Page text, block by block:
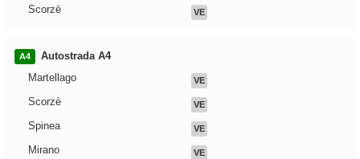
Scorzè VE
A4
Autostrada A4
Martellago
VE
Scorzè VE
Spinea VE
Mirano VE